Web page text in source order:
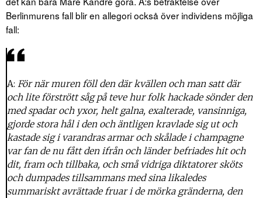
Berlinmurens fall blir en allegori också över individens möjliga
fall:
A: För när muren föll den där kvällen och man satt där
och lite förstrött såg på teve hur folk hackade sönder den
med spadar och yxor, helt galna, exalterade, vansinniga,
gjorde stora hål i den och äntligen kravlade sig ut och
kastade sig i varandras armar och skålade i champagne
var fan de nu fått den ifrån och länder befriades hit och
dit, fram och tillbaka, och små vidriga diktatorer sköts
och dumpades tillsammans med sina likaledes
summariskt avrättade fruar i de mörka gränderna, den